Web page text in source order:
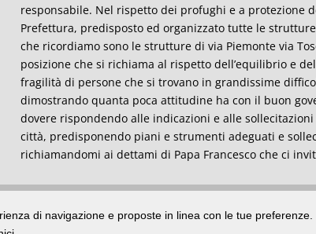
responsabile. Nel rispetto dei profughi e a protezione
Prefettura, predisposto ed organizzato tutte le
che ricordiamo sono le strutture di via Piemonte via
posizione che si richiama al rispetto dell’equilibrio e
fragilità di persone che si trovano in grandissime
dimostrando quanta poca attitudine ha con il buon
dovere rispondendo alle indicazioni e alle
città, predisponendo piani e strumenti adeguati e
richiamandomi ai dettami di Papa Francesco che ci
registrata presso il Tribunale di Rimini |registrazione n. 2 /28/02/2012|
di navigazione e proposte in linea con le tue preferenze.